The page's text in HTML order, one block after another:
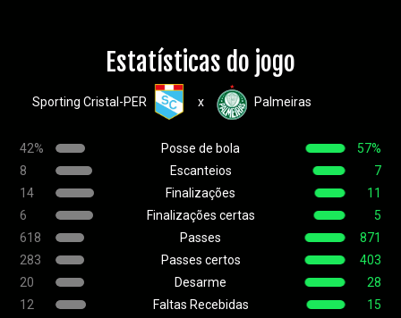
Estatísticas do jogo
Sporting Cristal-PER x Palmeiras
42%
8
14
6
618
283
20
12
Posse de bola
Escanteios
Finalizações
Finalizações certas
Passes
Passes certos
Desarme
Faltas Recebidas
57%
7
11
5
871
403
28
15